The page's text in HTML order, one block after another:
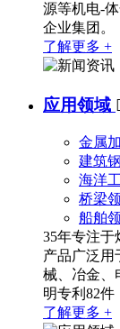
源等机电-
企业集团。
了解更多 +
应用领域
金属
建筑
海洋
桥梁
船舶
35年专注于
产品广泛用
械、冶金、
明专利82件
了解更多 +